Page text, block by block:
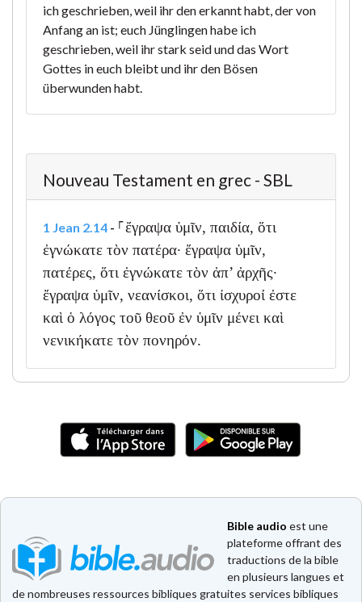
ich geschrieben, weil ihr den erkannt habt, der von
Anfang an ist; euch Jünglingen habe ich
geschrieben, weil ihr stark seid und das Wort
Gottes in euch bleibt und ihr den Bösen
überwunden habt.
Nouveau Testament en grec - SBL
1 Jean 2.14 - ⸀ἔγραψα ὑμῖν, παιδία, ὅτι
ἐγνώκατε τὸν πατέρα· ἔγραψα ὑμῖν,
πατέρες, ὅτι ἐγνώκατε τὸν ἀπ’ ἀρχῆς·
ἔγραψα ὑμῖν, νεανίσκοι, ὅτι ἰσχυροί ἐστε
καὶ ὁ λόγος τοῦ θεοῦ ἐν ὑμῖν μένει καὶ
νενικήκατε τὸν πονηρόν.
Bible audio est une
plateforme offrant des
traductions de la bible
en plusieurs langues et
de nombreuses ressources bibliques gratuites services bibliques